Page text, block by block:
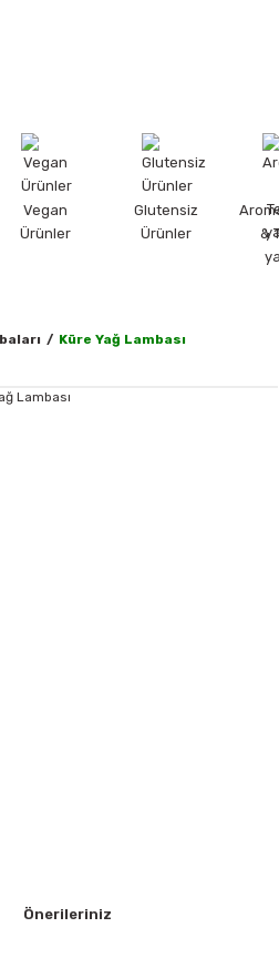
Vegan
Ürünler
Glutensiz
Ürünler
&
Küre Yağ Lambası
Önerileriniz